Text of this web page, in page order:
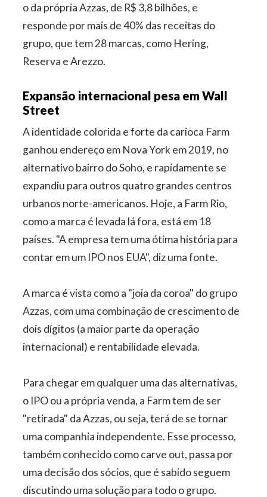
o da própria Azzas, de R$ 3,8 bilhões, e
responde por mais de 40% das receitas do
grupo, que tem 28 marcas, como Hering,
Reserva e Arezzo.
Expansão internacional pesa em Wall
Street
A identidade colorida e forte da carioca Farm
ganhou endereço em Nova York em 2019, no
alternativo bairro do Soho, e rapidamente se
expandiu para outros quatro grandes centros
urbanos norte-americanos. Hoje, a Farm Rio,
como a marca é levada lá fora, está em 18
países. "A empresa tem uma ótima história para
contar em um IPO nos EUA", diz uma fonte.
A marca é vista como a "joia da coroa" do grupo
Azzas, com uma combinação de crescimento de
dois dígitos (a maior parte da operação
internacional) e rentabilidade elevada.
Para chegar em qualquer uma das alternativas,
o IPO ou a própria venda, a Farm tem de ser
"retirada" da Azzas, ou seja, terá de se tornar
uma companhia independente. Esse processo,
também conhecido como carve out, passa por
uma decisão dos sócios, que é sabido seguem
discutindo uma solução para todo o grupo.